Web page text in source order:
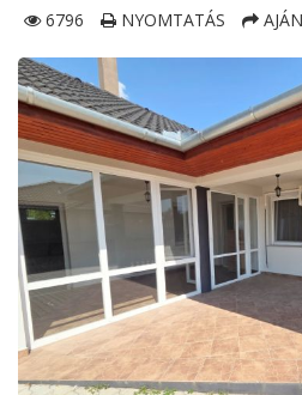
6796 NYOMTATÁS